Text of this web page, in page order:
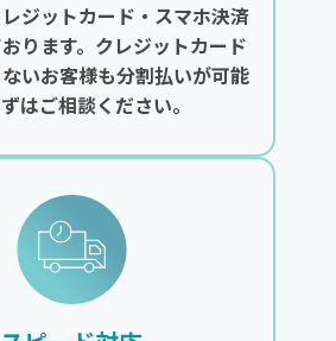
ジットカード・スマホ決済
ります。クレジットカード
いお客様も分割払いが可能
はご相談ください。